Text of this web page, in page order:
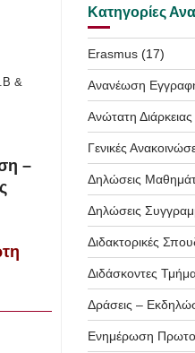
&
–
Κατηγορίες
Erasmus(17)
Ανανέωση
Ανώτατη
Γενικές
Δηλώσεις
Δηλώσεις
Διδακτορικές
Διδάσκοντες
Δράσεις –
Ενημέρωση